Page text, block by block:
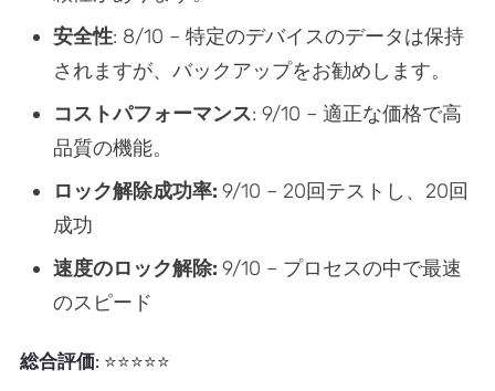
安全性: 8/10 – 特定のデバイスのデータは保持
されますが、バックアップをお勧めします。
コストパフォーマンス: 9/10 – 適正な価格で高
品質の機能。
ロック解除成功率: 9/10 – 20回テストし、20回
成功
速度のロック解除: 9/10 – プロセスの中で最速
のスピード
総合評価: ⭐⭐⭐⭐⭐